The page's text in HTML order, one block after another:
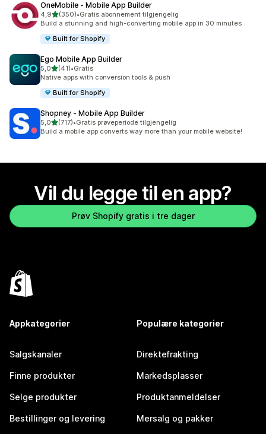
OneMobile ‑ Mobile App Builder
4,9av 5 stjerner
(350)
Totalt 350 omtaler
•Gratis abonnement tilgjengelig
Build a stunning and high-converting mobile app in 30 minutes
Built for Shopify
Ego Mobile App Builder
5,0av 5 stjerner
(41)
Totalt 41 omtaler
•Gratis
Native apps with conversion tools & push
Built for Shopify
Shopney ‑ Mobile App Builder
5,0av 5 stjerner
(717)
Totalt 717 omtaler
•Gratis prøveperiode tilgjengelig
Build a mobile app converts way more than your mobile website!
Vil du legge til en app?
Prøv Shopify gratis i tre dager
Appkategorier
Salgskanaler
Finne produkter
Selge produkter
Bestillinger og levering
Populære kategorier
Direktefrakting
Markedsplasser
Produktanmeldelser
Mersalg og pakker